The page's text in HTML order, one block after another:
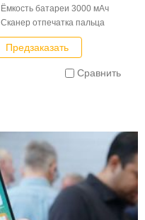
Ёмкость батареи 3000 мАч
Cканер отпечатка пальца
Предзаказать
Сравнить